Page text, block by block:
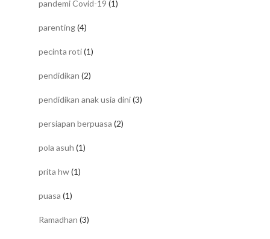
pandemi Covid-19 (1)
parenting(4)
pecinta roti(1)
pendidikan (2)
pendidikan anak usia dini(3)
persiapan berpuasa (2)
pola asuh (1)
prita hw(1)
puasa (1)
Ramadhan (3)